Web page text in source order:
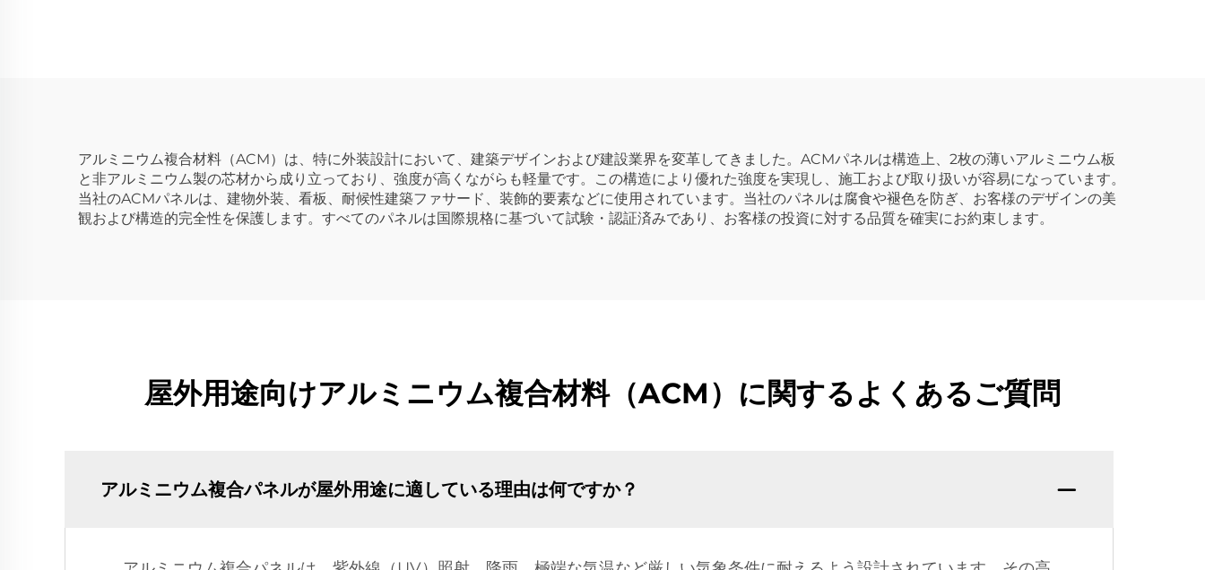
アルミニウム複合材料（ACM）は、特に外装設計において、建築デザインおよび建設業界を変革してきました。ACMパネルは構造上、2枚の薄いアルミニウム板
と非アルミニウム製の芯材から成り立っており、強度が高くながらも軽量です。この構造により優れた強度を実現し、施工および取り扱いが容易になっています。
当社のACMパネルは、建物外装、看板、耐候性建築ファサード、装飾的要素などに使用されています。当社のパネルは腐食や褪色を防ぎ、お客様のデザインの美
観および構造的完全性を保護します。すべてのパネルは国際規格に基づいて試験・認証済みであり、お客様の投資に対する品質を確実にお約束します。
屋外用途向けアルミニウム複合材料（ACM）に関するよくあるご質問
アルミニウム複合パネルが屋外用途に適している理由は何ですか？